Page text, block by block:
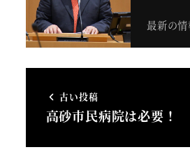
最新の
古い投稿
高砂市民病院は必要！